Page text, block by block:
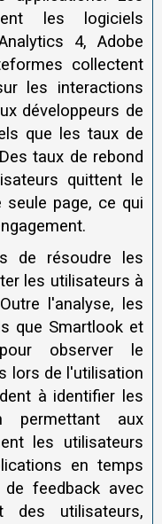
les logiciels
4, Adobe
collectent
les interactions
développeurs de
que les taux de
taux de rebond
quittent le
page, ce qui
de résoudre les
les utilisateurs à
l'analyse, les
que Smartlook et
observer le
lors de l'utilisation
à identifier les
permettant aux
les utilisateurs
en temps
feedback avec
des utilisateurs,